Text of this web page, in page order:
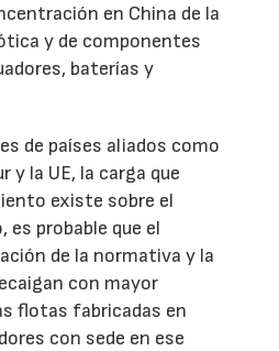
en China de la
y de componentes
baterías y
de países aliados como
y la UE, la carga que
existe sobre el
es probable que el
de la normativa y la
con mayor
flotas fabricadas en
con sede en ese